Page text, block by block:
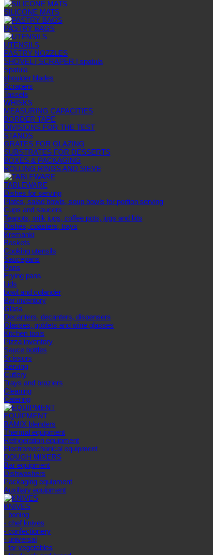
SILICONE MATS
PASTRY BAGS
UTENSILS
PASTRY NOZZLES
SHOVEL | SCRAPER | spatula
Spatula
shoulder blades
Scrapers
Tassels
WHISKS
MEASURING CAPACITIES
BORDER TAPE
DIVISIONS FOR THE TEST
STANDS
GRATES FOR GLAZING
SUBSTRATES FOR DESSERTS
BOXES & PACKAGING
ROLLING RINGS AND SIEVE
TABLEWARE
Dishes for serving
Plates, salad bowls, soup bowls for portion serving
Cups and saucers
Teapots, milk jugs, coffee pots, jugs and lids
Dishes, coasters, trays
Kremanki
Baskets
Cooking utensils
Saucepans
Pans
Frying pans
Lids
bowl and colander
Bar inventory
Glass
Decanters, decanters, dispensers
Glasses, goblets and wine glasses
Kitchen tools
Pizza inventory
Sauce bottles
Scissors
Serving
Cutlery
Trays and braziers
Сleaning
Catering
EQUIPMENT
BAMIX blenders
Thermal equipment
Refrigeration equipment
Electromechanical equipment
DOUGH MIXERS
Bar equipment
Dishwashers
Packaging equipment
Auxiliary equipment
KNIVES
- boning
- chef knives
- confectionery
- universal
- for vegetables